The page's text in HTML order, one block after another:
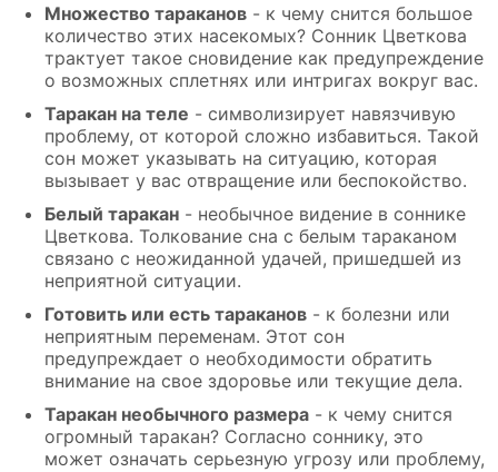
Множество тараканов - к чему снится большое
количество этих насекомых? Сонник Цветкова
трактует такое сновидение как предупреждение
о возможных сплетнях или интригах вокруг вас.
Таракан на теле - символизирует навязчивую
проблему, от которой сложно избавиться. Такой
сон может указывать на ситуацию, которая
вызывает у вас отвращение или беспокойство.
Белый таракан - необычное видение в соннике
Цветкова. Толкование сна с белым тараканом
связано с неожиданной удачей, пришедшей из
неприятной ситуации.
Готовить или есть тараканов - к болезни или
неприятным переменам. Этот сон
предупреждает о необходимости обратить
внимание на свое здоровье или текущие дела.
Таракан необычного размера - к чему снится
огромный таракан? Согласно соннику, это
может означать серьезную угрозу или проблему,